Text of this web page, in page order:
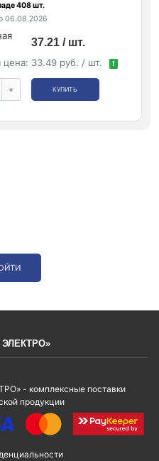
408 шт.
06.08.2026
37.21 / шт.
цена: 33.49 руб. / шт. !
+ КУПИТЬ
- комплексные поставки
продукции